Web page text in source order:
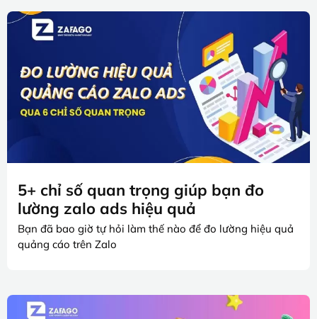
5+ chỉ số quan trọng giúp bạn đo
lường zalo ads hiệu quả
Bạn đã bao giờ tự hỏi làm thế nào để đo lường hiệu quả
quảng cáo trên Zalo